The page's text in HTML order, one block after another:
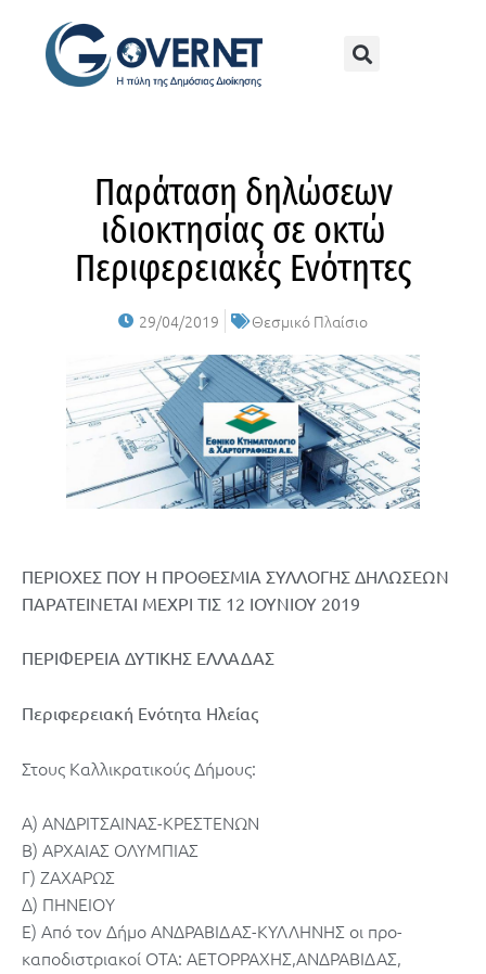
Παράταση δηλώσεων
ιδιοκτησίας σε οκτώ
Περιφερειακές Ενότητες
29/04/2019 Θεσμικό Πλαίσιο
ΠΕΡΙΟΧΕΣ ΠΟΥ Η ΠΡΟΘΕΣΜΙΑ ΣΥΛΛΟΓΗΣ ΔΗΛΩΣΕΩΝ
ΠΑΡΑΤΕΙΝΕΤΑΙ ΜΕΧΡΙ ΤΙΣ 12 ΙΟΥΝΙΟΥ 2019
ΠΕΡΙΦΕΡΕΙΑ ΔΥΤΙΚΗΣ ΕΛΛΑΔΑΣ
Περιφερειακή Ενότητα Ηλείας
Στους Καλλικρατικούς Δήμους:
A) ΑΝΔΡΙΤΣΑΙΝΑΣ-ΚΡΕΣΤΕΝΩΝ
Β) ΑΡΧΑΙΑΣ ΟΛΥΜΠΙΑΣ
Γ) ΖΑΧΑΡΩΣ
Δ) ΠΗΝΕΙΟΥ
Ε) Από τον Δήμο ΑΝΔΡΑΒΙΔΑΣ-ΚΥΛΛΗΝΗΣ οι προ-
καποδιστριακοί ΟΤΑ: ΑΕΤΟΡΡΑΧΗΣ,ΑΝΔΡΑΒΙΔΑΣ,